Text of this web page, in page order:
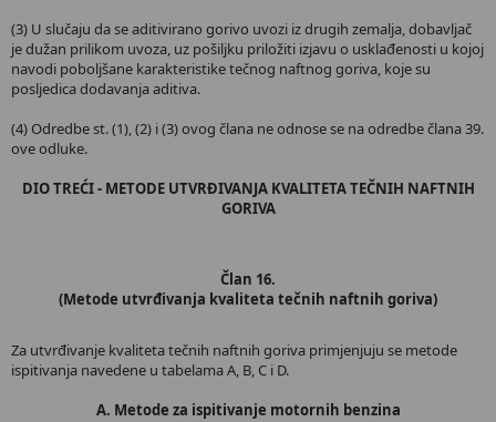
(3) U slučaju da se aditivirano gorivo uvozi iz drugih zemalja, dobavljač
je dužan prilikom uvoza, uz pošiljku priložiti izjavu o usklađenosti u kojoj
navodi poboljšane karakteristike tečnog naftnog goriva, koje su
posljedica dodavanja aditiva.
(4) Odredbe st. (1), (2) i (3) ovog člana ne odnose se na odredbe člana 39.
ove odluke.
DIO TREĆI - METODE UTVRĐIVANJA KVALITETA TEČNIH NAFTNIH
GORIVA
Član 16.
(Metode utvrđivanja kvaliteta tečnih naftnih goriva)
Za utvrđivanje kvaliteta tečnih naftnih goriva primjenjuju se metode
ispitivanja navedene u tabelama A, B, C i D.
A. Metode za ispitivanje motornih benzina